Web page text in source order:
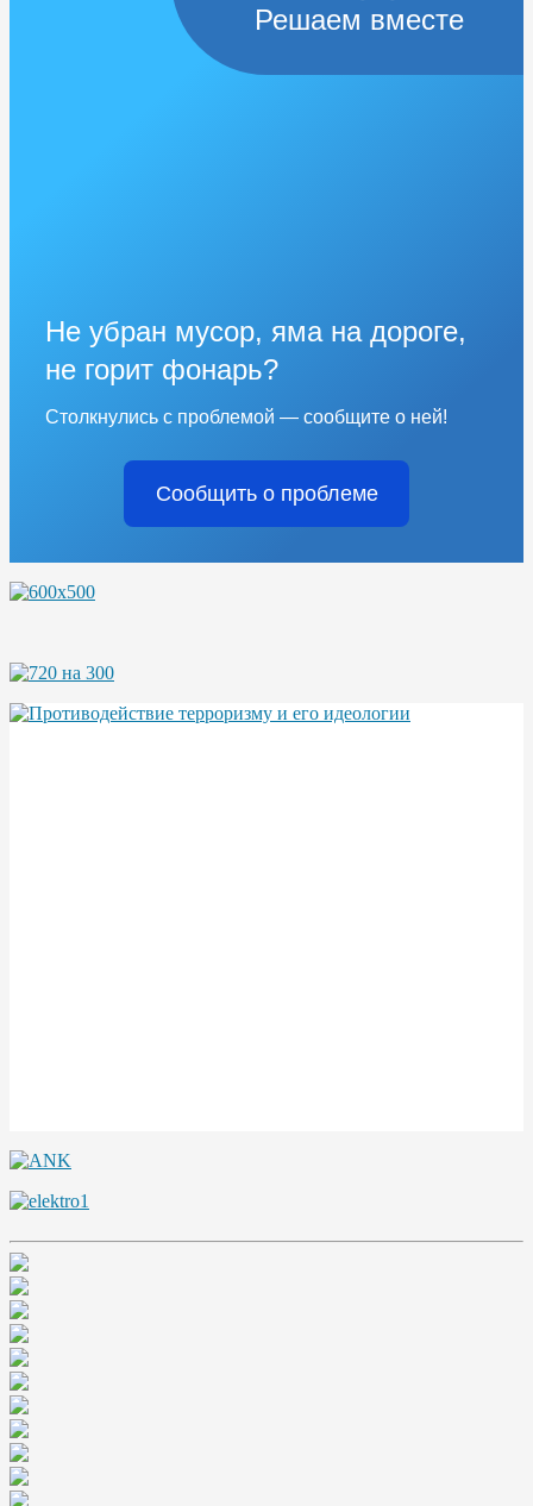
Решаем вместе
Не убран мусор, яма на дороге,
не горит фонарь?
Столкнулись с проблемой — сообщите о ней!
Сообщить о проблеме